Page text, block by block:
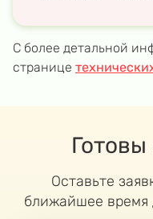
С более детальной
странице
Готовы
Оставьте
ближайшее время